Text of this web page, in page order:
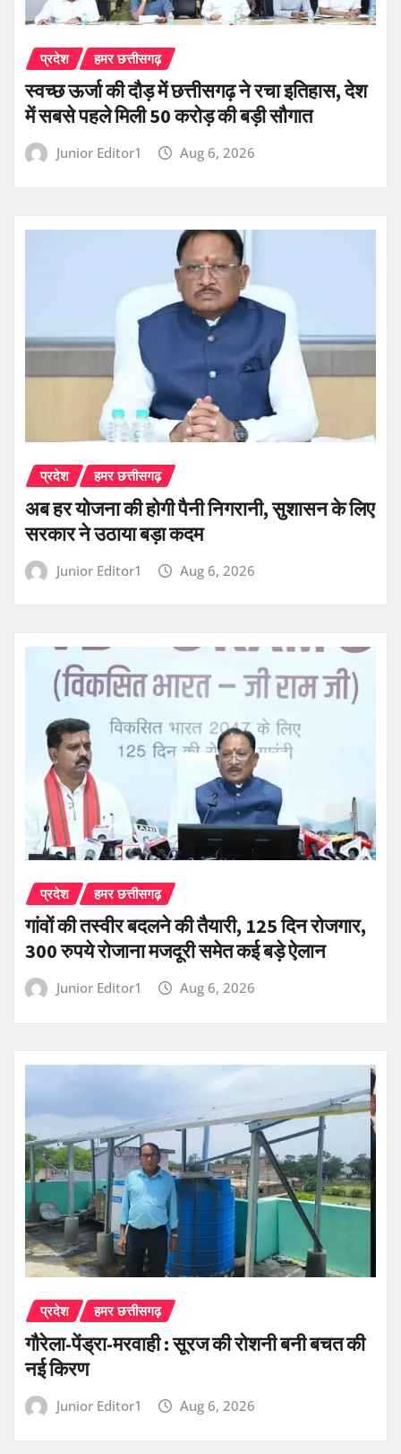
प्रदेश हमर छत्तीसगढ़
स्वच्छ ऊर्जा की दौड़ में छत्तीसगढ़ ने रचा इतिहास, देश
में सबसे पहले मिली 50 करोड़ की बड़ी सौगात
Junior Editor1 Aug 6, 2026
प्रदेश हमर छत्तीसगढ़
अब हर योजना की होगी पैनी निगरानी, सुशासन के लिए
सरकार ने उठाया बड़ा कदम
Junior Editor1 Aug 6, 2026
प्रदेश हमर छत्तीसगढ़
गांवों की तस्वीर बदलने की तैयारी, 125 दिन रोजगार,
300 रुपये रोजाना मजदूरी समेत कई बड़े ऐलान
Junior Editor1 Aug 6, 2026
प्रदेश हमर छत्तीसगढ़
गौरेला-पेंड्रा-मरवाही : सूरज की रोशनी बनी बचत की
नई किरण
Junior Editor1 Aug 6, 2026